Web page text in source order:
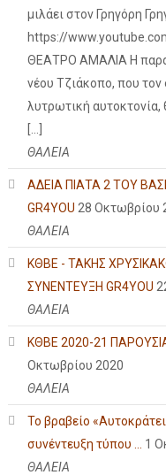
μιλάει στον Γρηγόρη
https://
ΘΕΑΤΡΟ ΑΜΑΛΙΑ Η
νέου Τζιάκοπο, που τον
λυτρωτική αυτοκτονία,
ΘΑΛΕΙΑ
ΑΔΕΙΑ ΠΙΑΤΑ 2 ΤΟΥ
GR4YOU 28 Οκτωβρίου
ΘΑΛΕΙΑ
ΚΘΒΕ - ΤΑΚΗΣ
ΣΥΝΕΝΤΕΥΞΗ GR4YOU
ΘΑΛΕΙΑ
ΚΘΒΕ 2020-21
Οκτωβρίου 2020
ΘΑΛΕΙΑ
Το βραβείο
συνέντευξη τύπου ...
1
ΘΑΛΕΙΑ